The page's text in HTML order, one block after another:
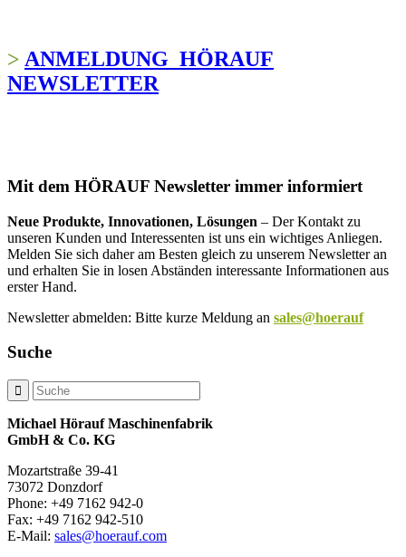
> ANMELDUNG HÖRAUF
NEWSLETTER
Mit dem HÖRAUF Newsletter immer informiert
Neue Produkte, Innovationen, Lösungen – Der Kontakt zu
unseren Kunden und Interessenten ist uns ein wichtiges Anliegen.
Melden Sie sich daher am Besten gleich zu unserem Newsletter an
und erhalten Sie in losen Abständen interessante Informationen aus
erster Hand.
Newsletter abmelden: Bitte kurze Meldung an sales@hoerauf
Suche
Michael Hörauf Maschinenfabrik
GmbH & Co. KG
Mozartstraße 39-41
73072 Donzdorf
Phone: +49 7162 942-0
Fax: +49 7162 942-510
E-Mail: sales@hoerauf.com